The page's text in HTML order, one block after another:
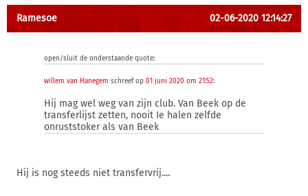
Ramesoe 02-06-2020 12:14:27
open/sluit de onderstaande quote:
willem van Hanegem schreef op 01 juni 2020 om 21:52:
Hij mag wel weg van zijn club. Van Beek op de
transferlijst zetten, nooit Ie halen zelfde
onruststoker als van Beek
Hij is nog steeds niet transfervrij....